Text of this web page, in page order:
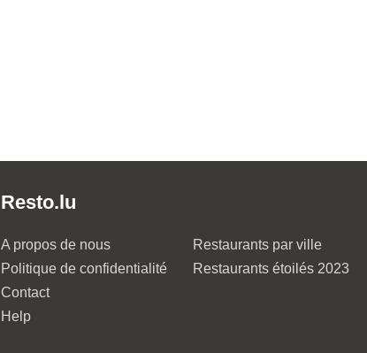
Resto.lu
A propos de nous
Politique de confidentialité
Contact
Help
Restaurants par ville
Restaurants étoilés 2023